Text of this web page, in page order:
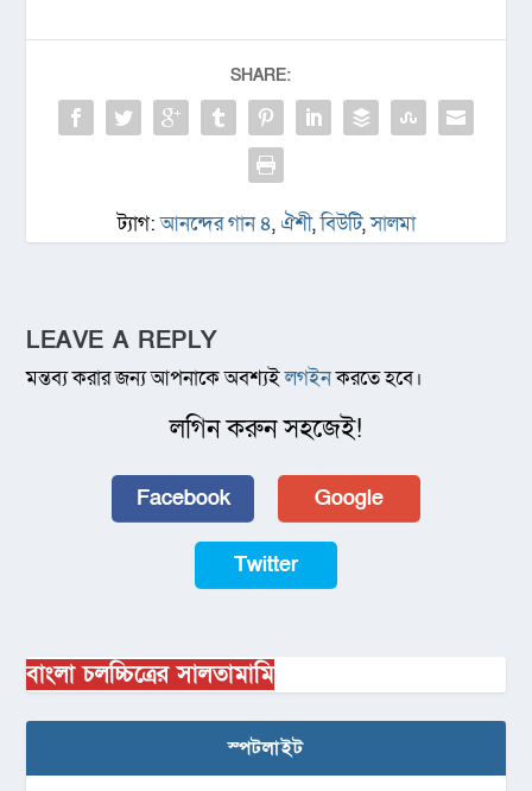
SHARE:
ট্যাগ:আনন্দের গান ৪, ঐশী,বিউটি,সালমা
LEAVE A REPLY
মন্তব্য করার জন্য আপনাকে অবশ্যইলগইনকরতে হবে।
লগিন করুন সহজেই!
Facebook Google
Twitter
বাংলা চলচ্চিত্রের সালতামামি
স্পটলাইট